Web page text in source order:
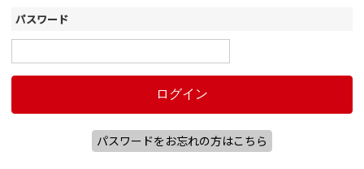
パスワード
パスワードをお忘れの方はこちら